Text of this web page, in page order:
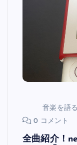
音楽を語
0 コメント
全曲紹介！